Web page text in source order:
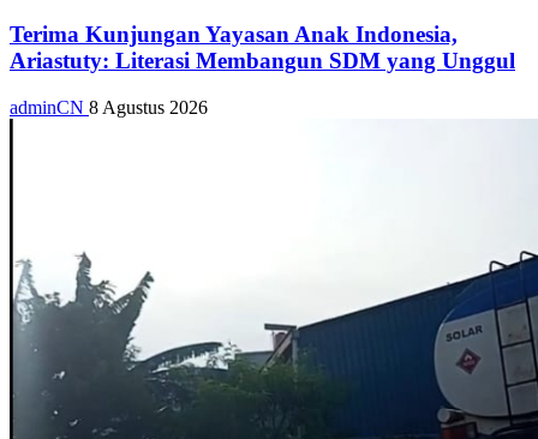
Terima Kunjungan Yayasan Anak Indonesia,
Ariastuty: Literasi Membangun SDM yang Unggul
adminCN 8 Agustus 2026